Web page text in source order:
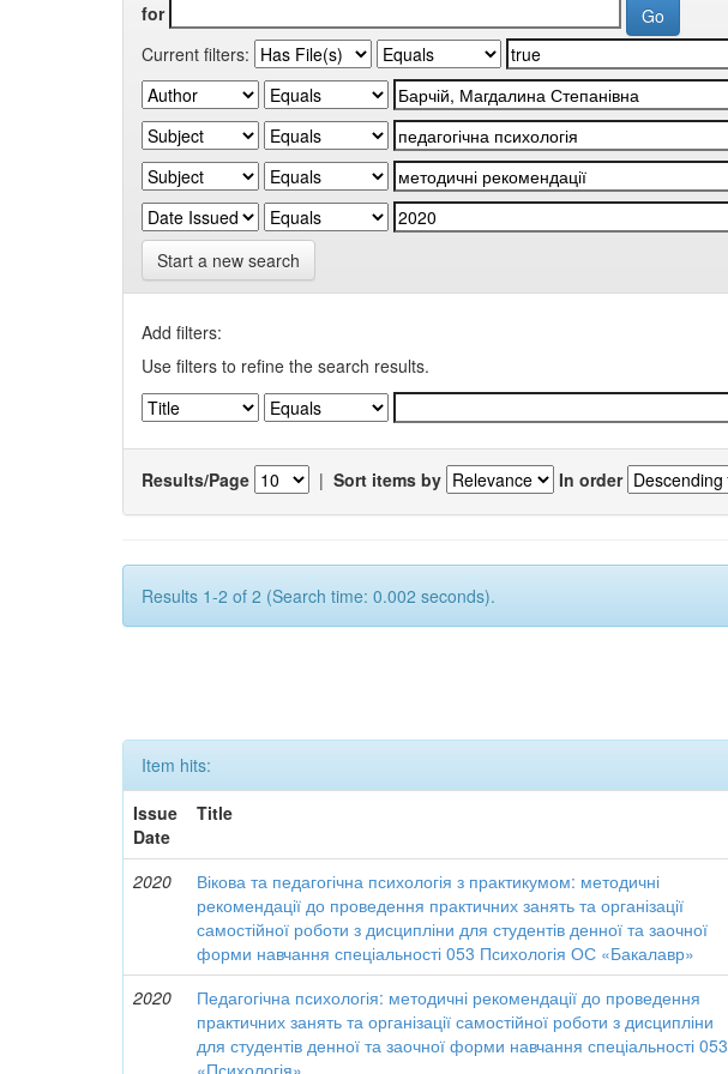
for
Current filters:
Start a new search
Add filters:
Use filters to refine the search results.
Results/Page | Sort items by In order
Results 1-2 of 2 (Search time: 0.002 seconds).
Item hits:
Issue
Date
Title
2020
Вікова та педагогічна психологія з практикумом: методичні
рекомендації до проведення практичних занять та організації
самостійної роботи з дисципліни для студентів денної та заочної
форми навчання спеціальності 053 Психологія ОС «Бакалавр»
2020
Педагогічна психологія: методичні рекомендації до проведення
практичних занять та організації самостійної роботи з дисципліни
для студентів денної та заочної форми навчання спеціальності 053
«Психологія»